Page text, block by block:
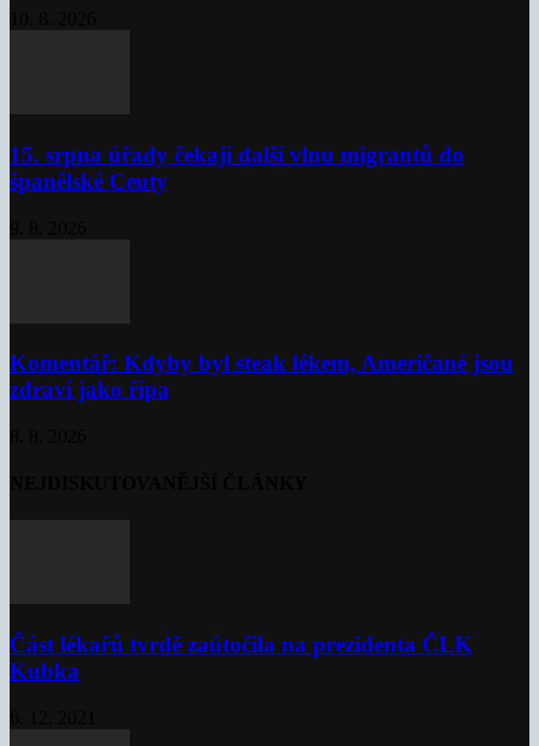
15. srpna úřady čekají další vlnu migrantů do
španělské Ceuty
Komentář: Kdyby byl steak lékem, Američané jsou
zdraví jako řípa
Část lékařů tvrdě zaútočila na prezidenta ČLK
Kubka